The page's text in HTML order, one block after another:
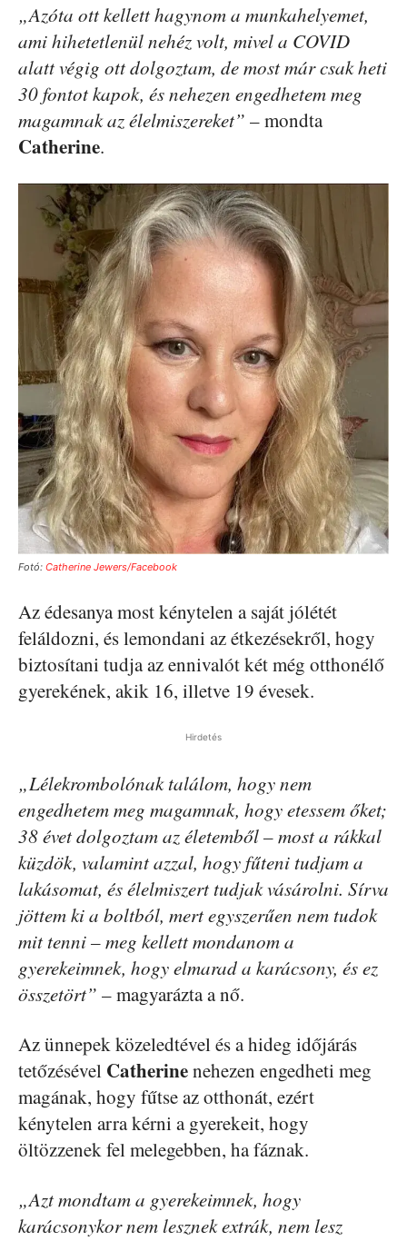
„Azóta ott kellett hagynom a munkahelyemet,
ami hihetetlenül nehéz volt, mivel a COVID
alatt végig ott dolgoztam, de most már csak heti
30 fontot kapok, és nehezen engedhetem meg
magamnak az élelmiszereket” – mondta
Catherine.
Fotó: Catherine Jewers/Facebook
Az édesanya most kénytelen a saját jólétét
feláldozni, és lemondani az étkezésekről, hogy
biztosítani tudja az ennivalót két még otthonélő
gyerekének, akik 16, illetve 19 évesek.
Hirdetés
„Lélekrombolónak találom, hogy nem
engedhetem meg magamnak, hogy etessem őket;
38 évet dolgoztam az életemből – most a rákkal
küzdök, valamint azzal, hogy fűteni tudjam a
lakásomat, és élelmiszert tudjak vásárolni. Sírva
jöttem ki a boltból, mert egyszerűen nem tudok
mit tenni – meg kellett mondanom a
gyerekeimnek, hogy elmarad a karácsony, és ez
összetört” – magyarázta a nő.
Az ünnepek közeledtével és a hideg időjárás
tetőzésével Catherinenehezen engedheti meg
magának, hogy fűtse az otthonát, ezért
kénytelen arra kérni a gyerekeit, hogy
öltözzenek fel melegebben, ha fáznak.
„Azt mondtam a gyerekeimnek, hogy
karácsonykor nem lesznek extrák, nem lesz